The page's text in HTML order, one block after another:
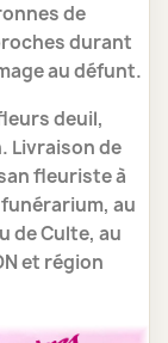
de
durant
au défunt.
deuil,
Livraison de
fleuriste à
au
de Culte, au
et région